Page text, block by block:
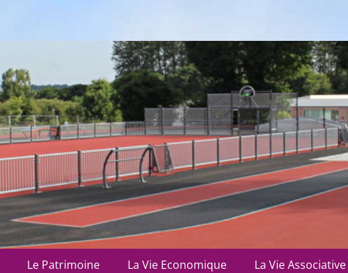
•••
Le Patrimoine La Vie Economique La Vie Associative